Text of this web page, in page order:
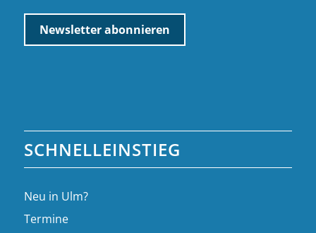
SCHNELLEINSTIEG
Neu in Ulm?
Termine